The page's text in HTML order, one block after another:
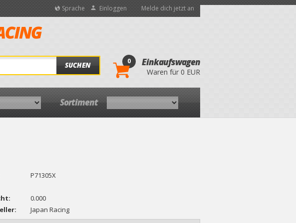
Sprache Einloggen Melde dich jetzt an
SUCHEN 0 Einkaufswagen
Waren für 0 EUR
Sortiment
P71305X
0.000
Japan Racing